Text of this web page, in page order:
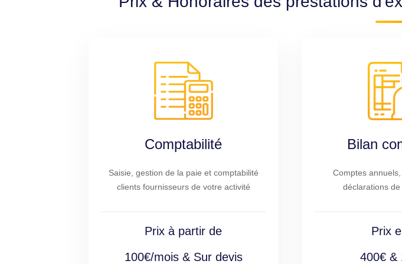
Comptabilité
Saisie, gestion de la paie et comptabilité
clients fournisseurs de votre activité
Prix à partir de
100€/mois & Sur devis
Bilan
Comptes
déclarations
Prix
400€ &